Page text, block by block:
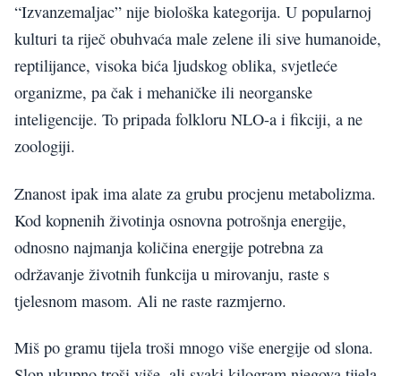
“Izvanzemaljac” nije biološka kategorija. U popularnoj
kulturi ta riječ obuhvaća male zelene ili sive humanoide,
reptilijance, visoka bića ljudskog oblika, svjetleće
organizme, pa čak i mehaničke ili neorganske
inteligencije. To pripada folkloru NLO-a i fikciji, a ne
zoologiji.
Znanost ipak ima alate za grubu procjenu metabolizma.
Kod kopnenih životinja osnovna potrošnja energije,
odnosno najmanja količina energije potrebna za
održavanje životnih funkcija u mirovanju, raste s
tjelesnom masom. Ali ne raste razmjerno.
Miš po gramu tijela troši mnogo više energije od slona.